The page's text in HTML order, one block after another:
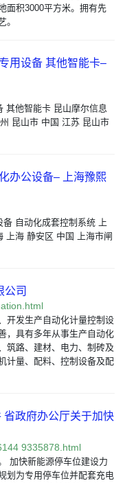
面积3000平方米。拥有先
。
用设备 其他智能卡–
其他智能卡 昆山摩尔信息
昆山市 中国 江苏 昆山市
办公设备– 上海豫熙
自动化成套控制系统 上
上海 静安区 中国 上海市闸
公司
开发生产自动化计量控制设
，具有多年从事生产自动化
筑路、建材、电力、制砖及
计量、配料、控制设备及配
省政府办公厅关于加快
9335878.html
加快新能源停车位建设力
划为专用停车位并配套充电